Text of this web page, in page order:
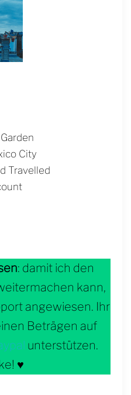
City
Travelled
: damit ich den
kann,
angewiesen. Ihr
Beträgen auf
unterstützen.
♥